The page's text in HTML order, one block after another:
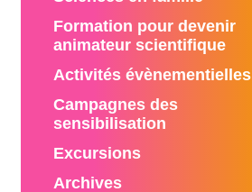
Formation pour devenir
animateur scientifique
Activités évènementielles
Campagnes des
sensibilisation
Excursions
Archives